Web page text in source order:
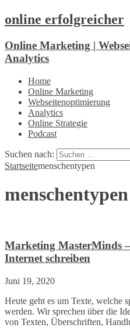
online erfolgreicher
Online Marketing |
Analytics
Home
Online Marketing
Webseitenoptimierung
Analytics
Online Strategie
Podcast
Suchen nach:
Startseitemenschentypen
menschentypen
Marketing MasterMinds
Internet schreiben
Juni 19, 2020
Heute geht es um Texte, welche
werden. Wir sprechen über die
von Texten, Überschriften,